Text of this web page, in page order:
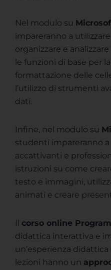
Nel modulo su
impareranno a
organizzare e
le funzioni di base per
formattazione delle
l’utilizzo di strumenti
dati.
Infine, nel modulo su
studenti impareranno
accattivanti e
istruzioni su come
testo e immagini,
animati e creare
Il corso online
didattica interattiva e
un’esperienza
lezioni hanno un